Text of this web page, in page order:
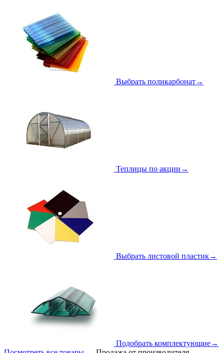
Выбрать поликарбонат→
Теплицы по акции →
Выбрать листовой пластик→
Подобрать комплектующие→